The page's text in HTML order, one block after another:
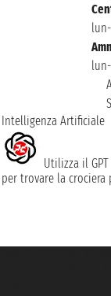
Intelligenza Artificiale
Utilizza il
per trovare la crociera